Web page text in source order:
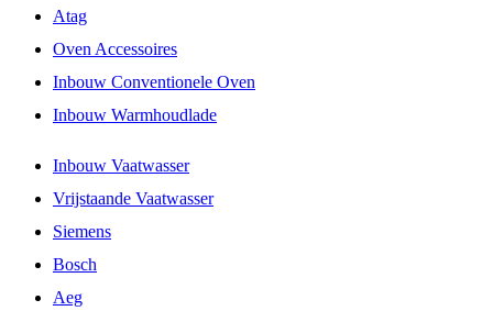
Atag
Oven Accessoires
Inbouw Conventionele Oven
Inbouw Warmhoudlade
Inbouw Vaatwasser
Vrijstaande Vaatwasser
Siemens
Bosch
Aeg